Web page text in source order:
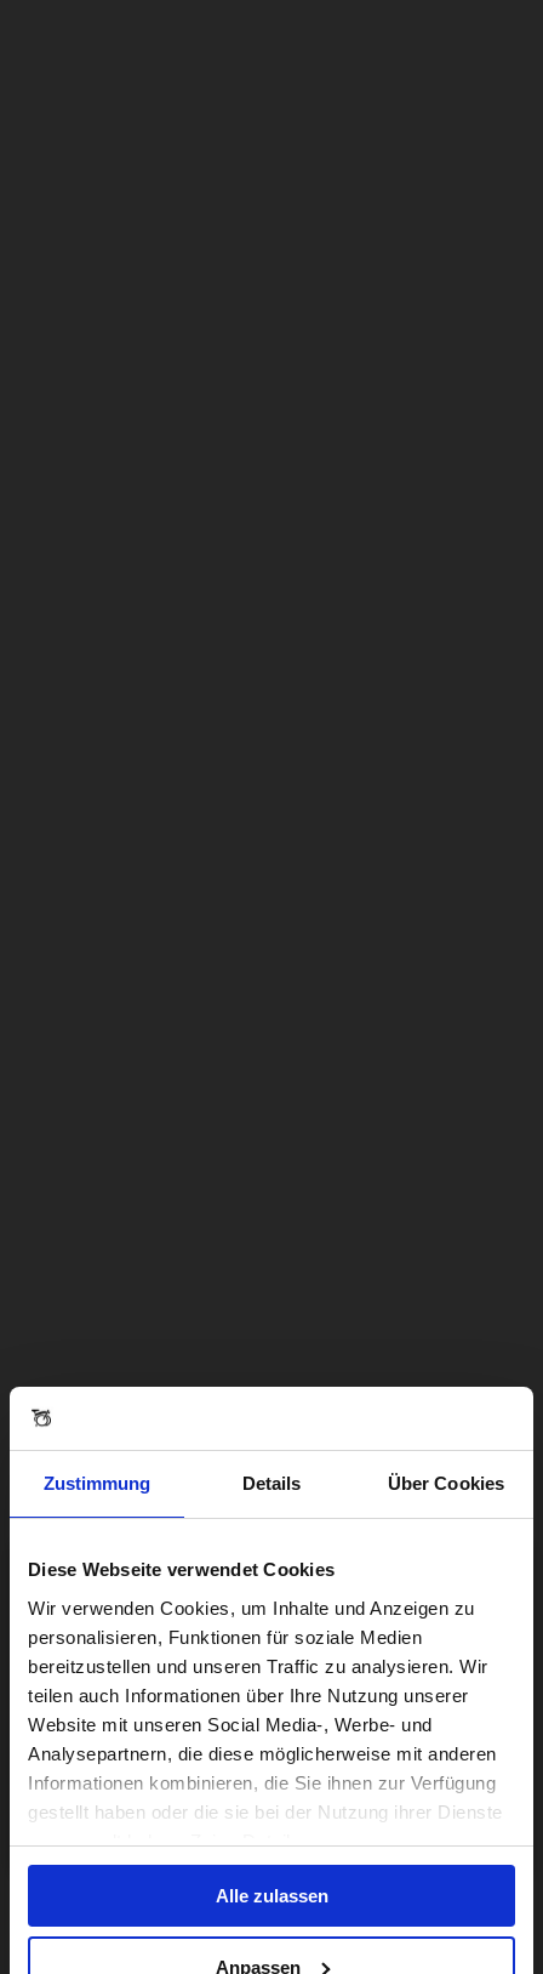
Zustimmung Details Über Cookies
Diese Webseite verwendet Cookies
Wir verwenden Cookies, um Inhalte und Anzeigen zu
personalisieren, Funktionen für soziale Medien
bereitzustellen und unseren Traffic zu analysieren. Wir
teilen auch Informationen über Ihre Nutzung unserer
Website mit unseren Social Media-, Werbe- und
Analysepartnern, die diese möglicherweise mit anderen
Informationen kombinieren, die Sie ihnen zur Verfügung
gestellt haben oder die sie bei der Nutzung ihrer Dienste
gesammelt haben. Zeige Details
Alle zulassen
Anpassen
Visiting from the United States?
For a better experience, please visit our:
US website
No, stay here